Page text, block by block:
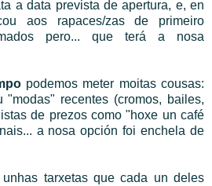
a data prevista de apertura, e, en
aos rapaces/zas de primeiro
pero... que terá a nosa
podemos meter moitas cousas:
"modas" recentes (cromos, bailes,
de prezos como "hoxe un café
a nosa opción foi enchela de
tarxetas que cada un deles